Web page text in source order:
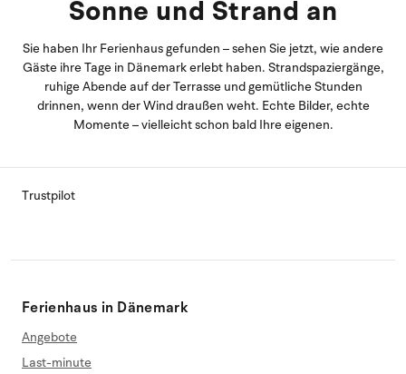
Sonne und Strand an
Sie haben Ihr Ferienhaus gefunden – sehen Sie jetzt, wie andere
Gäste ihre Tage in Dänemark erlebt haben. Strandspaziergänge,
ruhige Abende auf der Terrasse und gemütliche Stunden
drinnen, wenn der Wind draußen weht. Echte Bilder, echte
Momente – vielleicht schon bald Ihre eigenen.
Trustpilot
Ferienhaus in Dänemark
Angebote
Last-minute